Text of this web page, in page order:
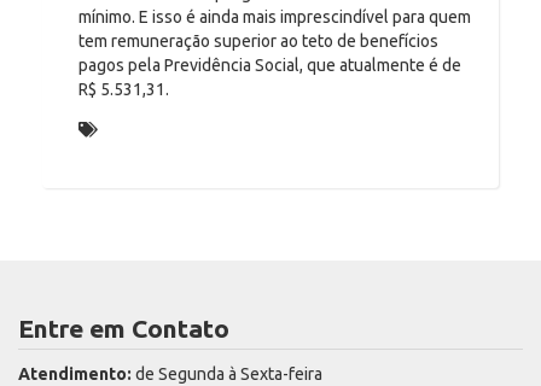
mínimo. E isso é ainda mais imprescindível para quem
tem remuneração superior ao teto de benefícios
pagos pela Previdência Social, que atualmente é de
R$ 5.531,31.
Entre em Contato
Atendimento: de Segunda à Sexta-feira